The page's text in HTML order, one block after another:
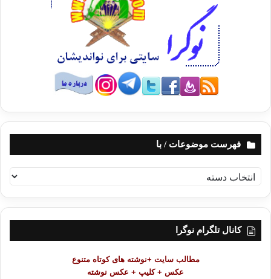
فهرست موضوعات / با
ه
ر
کانال تلگرام نوگرا
مطالب سایت +نوشته های کوتاه متنوع
عکس + کلیپ + عکس نوشته